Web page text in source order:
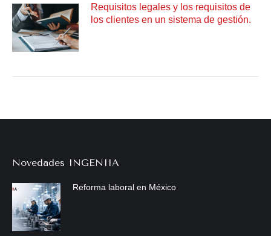
Requisitos legales y los requisitos de
los clientes en un sistema de gestión.
Novedades INGENIIA
Reforma laboral en México